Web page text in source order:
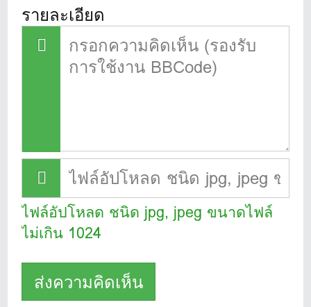
รายละเอียด
ไฟล์อัปโหลด ชนิด jpg, jpeg ขนาดไฟล์
ไม่เกิน 1024